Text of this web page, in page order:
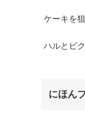
ケーキを
ハルとピ
にほん